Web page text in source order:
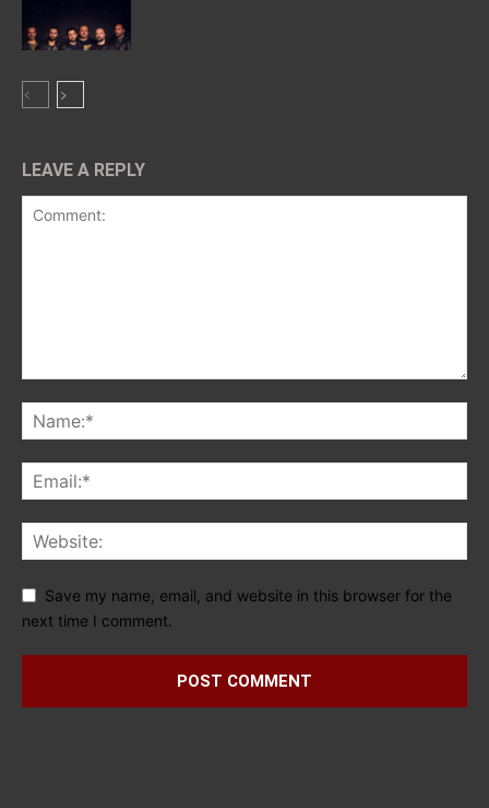
LEAVE A REPLY
Save my name, email, and website in this browser for the
next time I comment.